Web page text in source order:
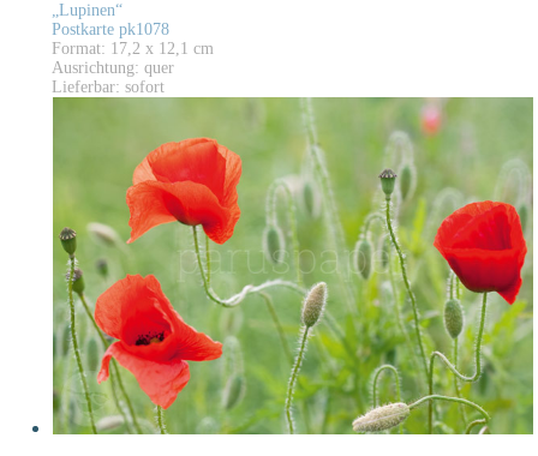
„Lupinen“
Postkarte pk1078
Format: 17,2 x 12,1 cm
Ausrichtung: quer
Lieferbar: sofort